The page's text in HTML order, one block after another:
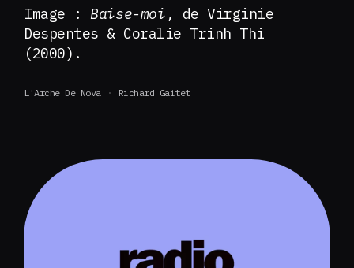
Image : Baise-moi , de Virginie
Despentes & Coralie Trinh Thi
(2000).
L'Arche De Nova Richard Gaitet